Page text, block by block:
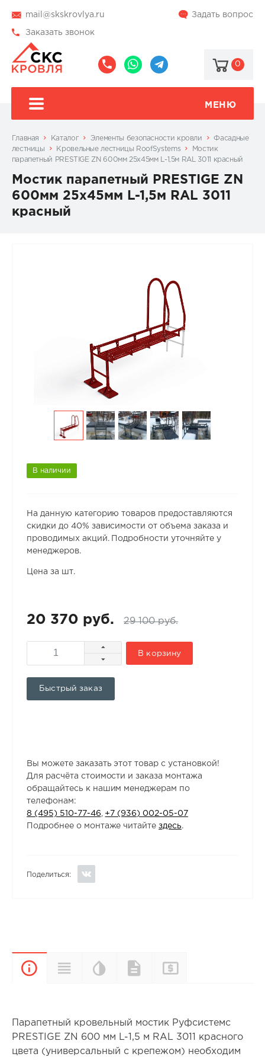
mail@skskrovlya.ru Задать вопрос
Заказать звонок
0
МЕНЮ
Главная Каталог Элементы безопасности кровли
Фасадные
лестницы
Кровельные лестницы RoofSystems
Мостик
парапетный PRESTIGE ZN 600мм 25х45мм L-1,5м RAL 3011 красный
Мостик парапетный PRESTIGE ZN
600мм 25х45мм L-1,5м RAL 3011
красный
В наличии
На данную категорию товаров предоставляются
скидки до 40% зависимости от объема заказа и
проводимых акций. Подробности уточняйте у
менеджеров.
Цена за шт.
20 370 руб. 29 100 руб.
В корзину
Быстрый заказ
Вы можете заказать этот товар с установкой!
Для расчёта стоимости и заказа монтажа
обращайтесь к нашим менеджерам по
телефонам:
8 (495) 510-77-46
+7 (936) 002-05-07
Подробнее о монтаже читайтездесь.
Поделиться:
ОписаниеХарактеристики
Цветовая
палитра
Документы
Парапетный кровельный мостик Руфсистемс
PRESTIGE ZN 600 мм L-1,5 м RAL 3011 красного
цвета (универсальный с крепежом) необходим